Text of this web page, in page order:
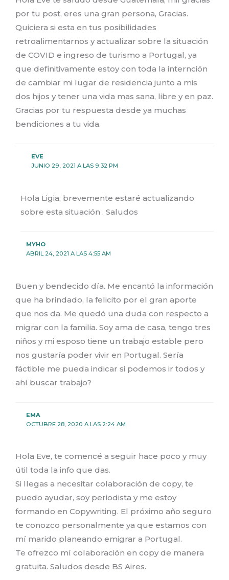
por tu post, eres una gran persona, Gracias.
Quiciera si esta en tus posibilidades
retroalimentarnos y actualizar sobre la situación
de COVID e ingreso de turismo a Portugal, ya
que definitivamente estoy con toda la internción
de cambiar mi lugar de residencia junto a mis
dos hijos y tener una vida mas sana, libre y en paz.
Gracias por tu respuesta desde ya muchas
bendiciones a tu vida.
EVE
JUNIO 29, 2021 A LAS 9:32 PM
Hola Ligia, brevemente estaré actualizando
sobre esta situación . Saludos
MYHO
ABRIL 24, 2021 A LAS 4:55 AM
Buen y bendecido día. Me encantó la información
que ha brindado, la felicito por el gran aporte
que nos da. Me quedó una duda con respecto a
migrar con la familia. Soy ama de casa, tengo tres
niños y mi esposo tiene un trabajo estable pero
nos gustaría poder vivir en Portugal. Sería
fáctible me pueda indicar si podemos ir todos y
ahí buscar trabajo?
EMA
OCTUBRE 28, 2020 A LAS 2:24 AM
Hola Eve, te comencé a seguir hace poco y muy
útil toda la info que das.
Si llegas a necesitar colaboración de copy, te
puedo ayudar, soy periodista y me estoy
formando en Copywriting. El próximo año seguro
te conozco personalmente ya que estamos con
mí marido planeando emigrar a Portugal.
Te ofrezco mí colaboración en copy de manera
gratuita. Saludos desde BS Aires.